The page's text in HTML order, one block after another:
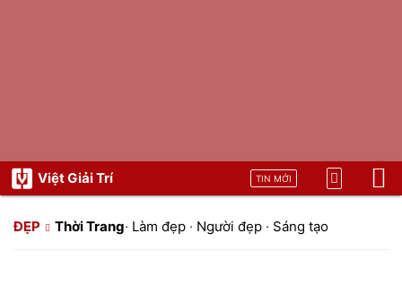
Việt Giải Trí TIN MỚI
ĐẸP Thời Trang· Làm đẹp · Người đẹp · Sáng tạo